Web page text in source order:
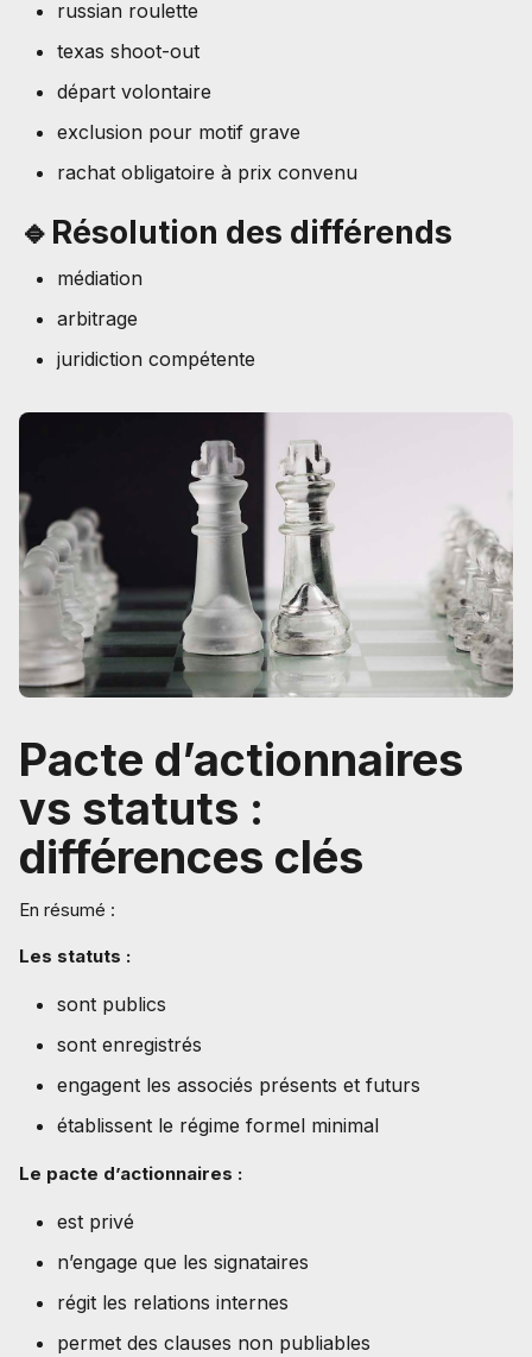
russian roulette
texas shoot-out
départ volontaire
exclusion pour motif grave
rachat obligatoire à prix convenu
🔹Résolution des différends
médiation
arbitrage
juridiction compétente
Pacte d’actionnaires
vs statuts :
différences clés
En résumé :
Les statuts :
sont publics
sont enregistrés
engagent les associés présents et futurs
établissent le régime formel minimal
Le pacte d’actionnaires :
est privé
n’engage que les signataires
régit les relations internes
permet des clauses non publiables